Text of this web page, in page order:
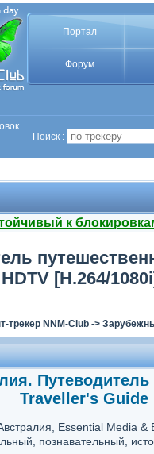
Портал
Форум
Поиск :
к
[H.264/
трекер NNM-Club ->
Traveller's Guide
Essential Media &
познавательный,